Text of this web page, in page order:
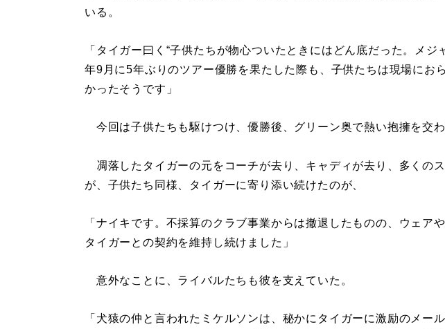
いる。
「タイガー曰く“子供たちが物心ついたときにはどん底だった。メジ
年9月に5年ぶりのツアー優勝を果たした際も、子供たちは現場にお
かったそうです」
今回は子供たちも駆けつけ、優勝後、グリーン奥で熱い抱擁を交わ
凋落したタイガーの元をコーチが去り、キャディが去り、多くの
が、子供たち同様、タイガーに寄り添い続けたのが、
「ナイキです。不採算のクラブ事業からは撤退したものの、ウェア
タイガーとの契約を維持し続けました」
意外なことに、ライバルたちも彼を支えていた。
「犬猿の仲と言われたミケルソンは、秘かにタイガーに激励のメー